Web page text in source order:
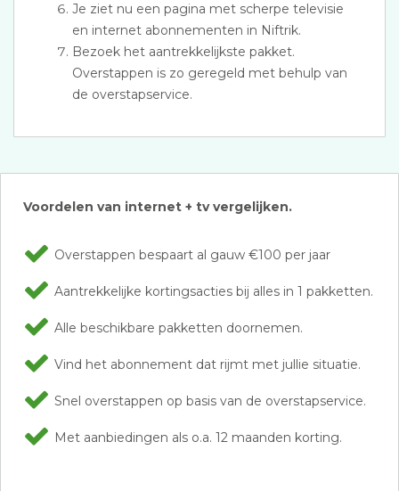
Je ziet nu een pagina met scherpe televisie
en internet abonnementen in Niftrik.
Bezoek het aantrekkelijkste pakket.
Overstappen is zo geregeld met behulp van
de overstapservice.
Voordelen van internet + tv vergelijken.
Overstappen bespaart al gauw €100 per jaar
Aantrekkelijke kortingsacties bij alles in 1 pakketten.
Alle beschikbare pakketten doornemen.
Vind het abonnement dat rijmt met jullie situatie.
Snel overstappen op basis van de overstapservice.
Met aanbiedingen als o.a. 12 maanden korting.